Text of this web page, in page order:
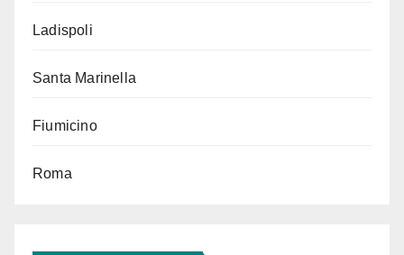
Ladispoli
Santa Marinella
Fiumicino
Roma